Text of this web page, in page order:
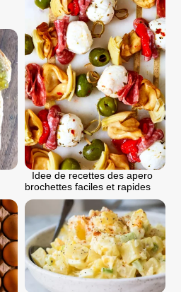
Idee de recettes des apero
brochettes faciles et rapides